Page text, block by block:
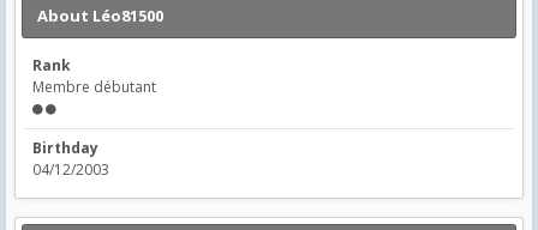
About Léo81500
Rank
Membre débutant
Birthday
04/12/2003